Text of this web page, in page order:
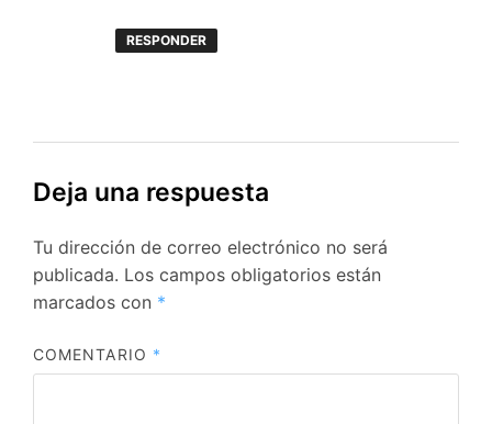
RESPONDER
Deja una respuesta
Tu dirección de correo electrónico no será
publicada. Los campos obligatorios están
marcados con *
COMENTARIO *